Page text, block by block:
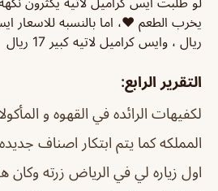
ريال ، وايس كراميل لاتيه كبير 17 ريال
التقرير الرابع:
لكفيهات الرائده في القهوه و
المملكه كما يتم ابتكار اصناف
اول زياره لي في الرياض زرته وكان